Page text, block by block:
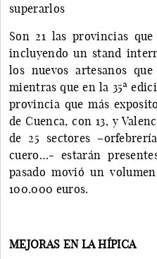
superarlos
Son 21 las provincias
incluyendo un stand
los nuevos artesanos
mientras que en la 35ª
provincia que más
de Cuenca, con 13, y
de 25 sectores
cuero…- estarán
pasado movió un
100.000 euros.
MEJORAS EN LA HÍPICA